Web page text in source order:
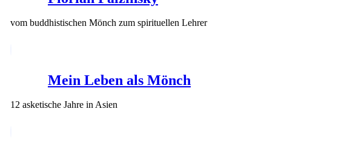
vom buddhistischen Mönch zum spirituellen Lehrer
Mein Leben als Mönch
12 asketische Jahre in Asien